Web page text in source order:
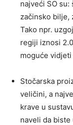
najveći SO
začinsko bilje,
Tako npr.
regiji iznosi
moguće
Stočarska
veličini, a
krave u
naveli da biste